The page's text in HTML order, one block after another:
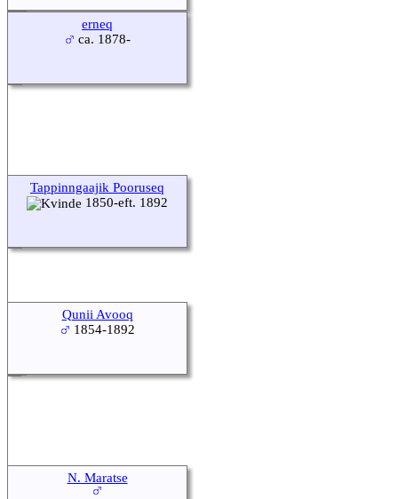
erneq
ca. 1878-
Tappinngaajik Pooruseq
1850-eft. 1892
Qunii Avooq
1854-1892
N. Maratse